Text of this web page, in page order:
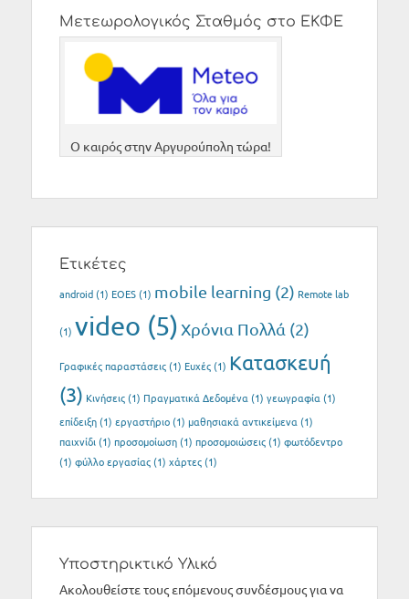
Μετεωρολογικός Σταθμός στο ΕΚΦΕ
O καιρός στην Αργυρούπολη τώρα!
Ετικέτες
android(1) EOES(1) mobile learning (2) Remote lab
(1) video (5)Xρόνια Πολλά (2)
Γραφικές παραστάσεις(1) Ευχές(1) Κατασκευή
(3) Κινήσεις(1) Πραγματικά Δεδομένα (1) γεωγραφία (1)
επίδειξη(1) εργαστήριο(1) μαθησιακά αντικείμενα (1)
παιχνίδι(1) προσομοίωση(1) προσομοιώσεις(1) φωτόδεντρο
(1) φύλλο εργασίας(1) χάρτες(1)
Υποστηρικτικό Υλικό
Ακολουθείστε τους επόμενους συνδέσμους για να